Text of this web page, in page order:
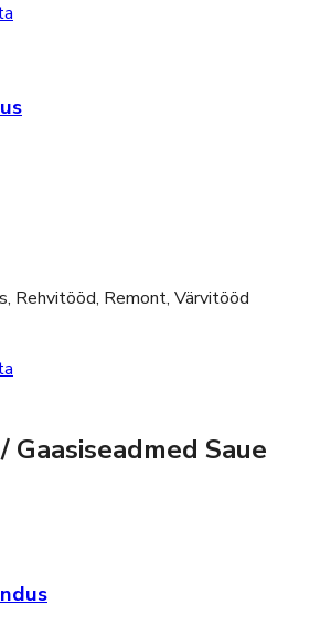
Rehvitööd, Remont, Värvitööd
Gaasiseadmed Saue